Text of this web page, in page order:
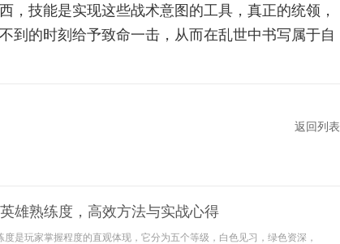
，技能是实现这些战术意图的工具，真正的统领，
到的时刻给予致命一击，从而在乱世中书写属于自
返回列表
雄熟练度，高效方法与实战心得
是玩家掌握程度的直观体现，它分为五个等级，白色见习，绿色资深，